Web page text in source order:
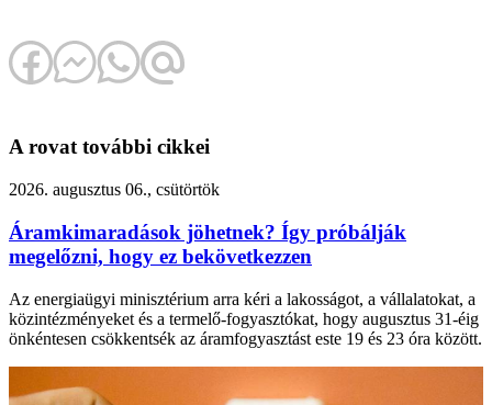
A rovat további cikkei
2026. augusztus 06., csütörtök
Áramkimaradások jöhetnek? Így próbálják
megelőzni, hogy ez bekövetkezzen
Az energiaügyi minisztérium arra kéri a lakosságot, a vállalatokat, a
közintézményeket és a termelő-fogyasztókat, hogy augusztus 31-éig
önkéntesen csökkentsék az áramfogyasztást este 19 és 23 óra között.